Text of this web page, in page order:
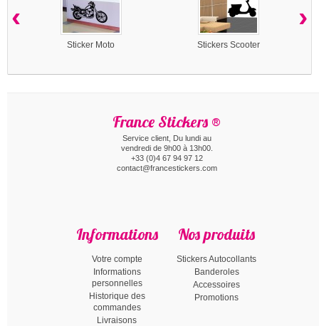
Sticker Moto Stickers Scooter
‹ ›
France Stickers ®
Service client, Du lundi au
vendredi de 9h00 à 13h00.
+33 (0)4 67 94 97 12
contact@francestickers.com
Informations
Votre compte
Informations
personnelles
Historique des
commandes
Livraisons
Nos produits
Stickers Autocollants
Banderoles
Accessoires
Promotions